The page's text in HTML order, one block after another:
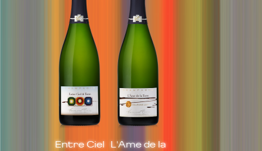
Entre Ciel L'Ame de la